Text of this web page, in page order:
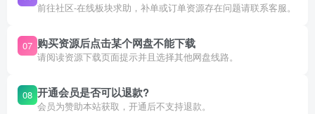
前往社区-在线板块求助，补单或订单资源存在问题请联系客服。
07 购买资源后点击某个网盘不能下载
请阅读资源下载页面提示并且选择其他网盘线路。
08 开通会员是否可以退款?
会员为赞助本站获取，开通后不支持退款。